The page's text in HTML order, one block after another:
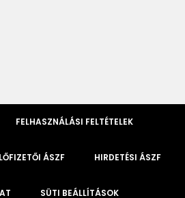
FELHASZNÁLÁSI FELTÉTELEK
ÁSZF HIRDETÉSI ÁSZF
SÜTI BEÁLLÍTÁSOK